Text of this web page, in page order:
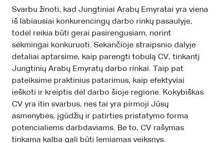
Svarbu žinoti, kad Jungtiniai Arabų Emyratai yra viena
iš labiausiai konkurencingų darbo rinkų pasaulyje,
todėl reikia būti gerai pasirengusiam, norint
sėkmingai konkuruoti. Sekančioje straipsnio dalyje
detaliai aptarsime, kaip parengti tobulą CV, tinkantį
Jungtinių Arabų Emyratų darbo rinkai. Taip pat
pateiksime praktinius patarimus, kaip efektyviai
ieškoti ir kreiptis dėl darbo šioje regione. Kokybiškas
CV yra itin svarbus, nes tai yra pirmoji Jūsų
asmenybės, įgūdžių ir patirties pristatymo forma
potencialiems darbdaviams. Be to, CV rašymas
tinkama kalba gali būti lemiamas veiksnys.